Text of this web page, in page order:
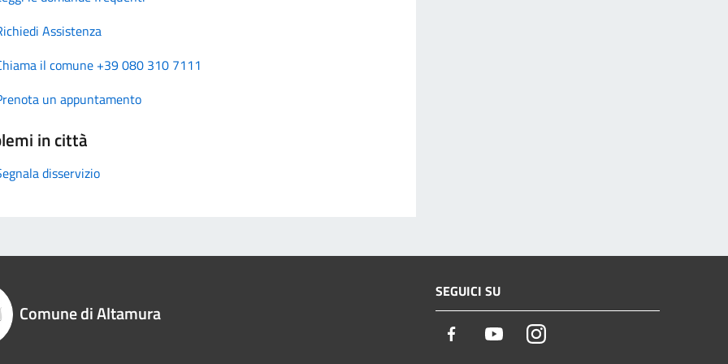
Assistenza
il comune +39 080 310 7111
un appuntamento
in città
disservizio
Comune di Altamura
SEGUICI SU
Facebook YoutubeInstagram